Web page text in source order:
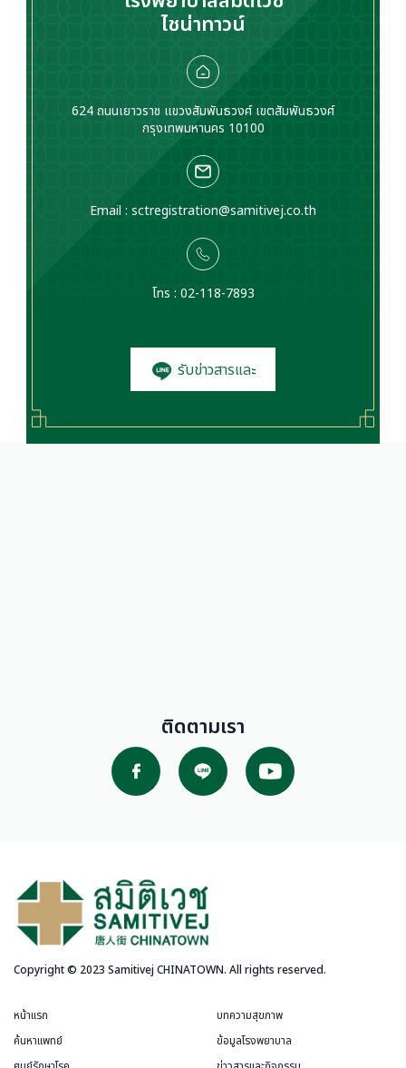
ไชน่าทาวน์
624 ถนนเยาวราช แขวงสัมพันธวงศ์ เขตสัมพันธวงศ์
กรุงเทพมหานคร 10100
Email : sctregistration@samitivej.co.th
โทร : 02-118-7893
รับข่าวสารและ
ติดตามเรา
Copyright © 2023 Samitivej CHINATOWN. All rights reserved.
หน้าแรก
ค้นหาแพทย์
บทความสุขภาพ
ข้อมูลโรงพยาบาล